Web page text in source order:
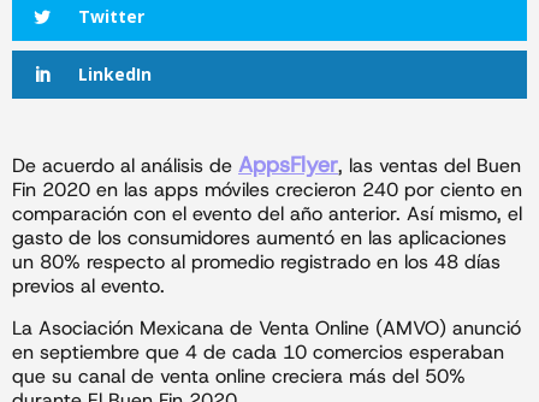
Twitter
LinkedIn
De acuerdo al análisis de AppsFlyer, las ventas del Buen
Fin 2020 en las apps móviles crecieron 240 por ciento en
comparación con el evento del año anterior. Así mismo, el
gasto de los consumidores aumentó en las aplicaciones
un 80% respecto al promedio registrado en los 48 días
previos al evento.
La Asociación Mexicana de Venta Online (AMVO) anunció
en septiembre que 4 de cada 10 comercios esperaban
que su canal de venta online creciera más del 50%